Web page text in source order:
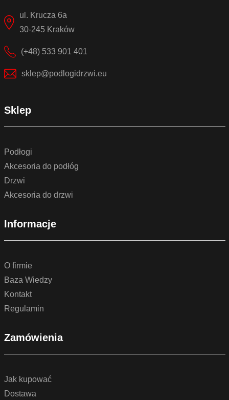
ul. Krucza 6a
30-245 Kraków
(+48) 533 901 401
sklep@podlogidrzwi.eu
Sklep
Podłogi
Akcesoria do podłóg
Drzwi
Akcesoria do drzwi
Informacje
O firmie
Baza Wiedzy
Kontakt
Regulamin
Zamówienia
Jak kupować
Dostawa